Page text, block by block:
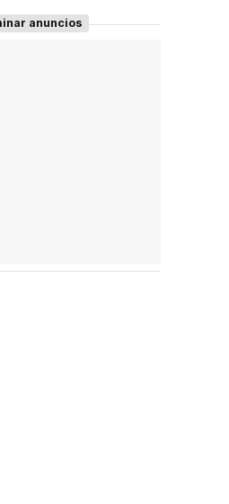
anuncios